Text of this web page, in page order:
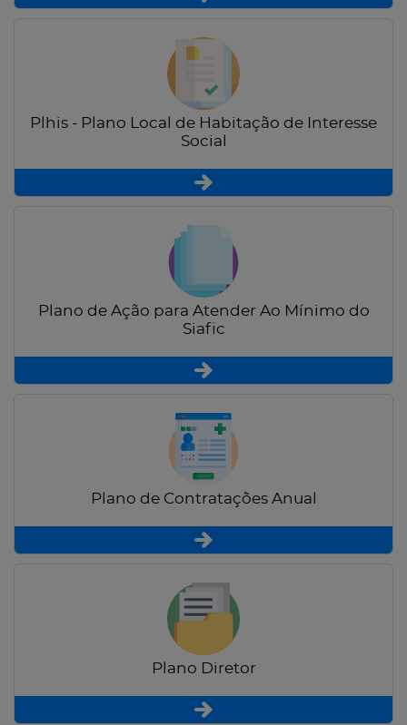
Plhis - Plano Local de Habitação de Interesse
Social
Plano de Ação para Atender Ao Mínimo do
Siafic
Plano de Contratações Anual
Plano Diretor